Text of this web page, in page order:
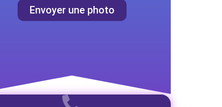
Envoyer une photo